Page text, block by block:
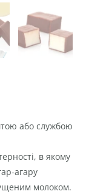
або службою
в якому
агару
молоком.